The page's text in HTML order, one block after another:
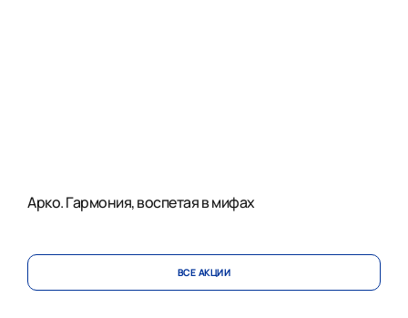
Арко. Гармония, воспетая в мифах
ВСЕ АКЦИИ